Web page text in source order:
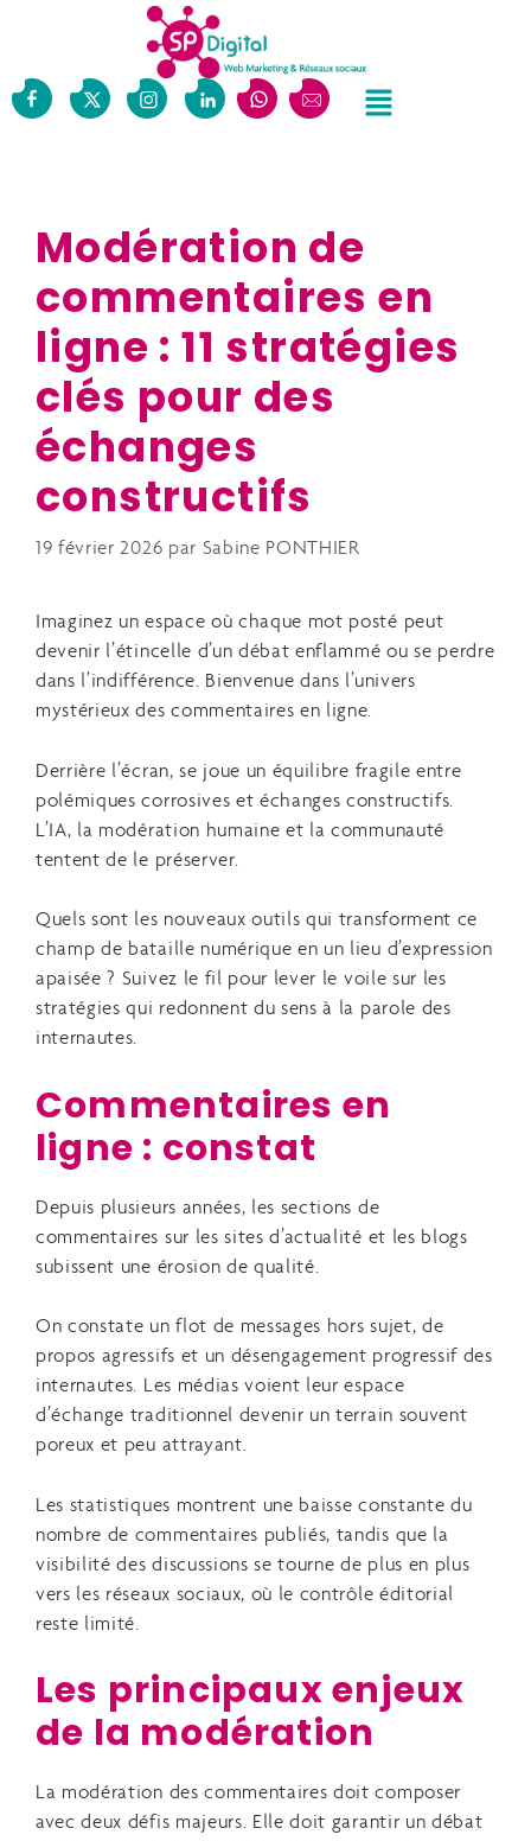
Modération de
commentaires en
ligne : 11 stratégies
clés pour des
échanges
constructifs
19 février 2026 par Sabine PONTHIER
Imaginez un espace où chaque mot posté peut
devenir l’étincelle d’un débat enflammé ou se perdre
dans l’indifférence. Bienvenue dans l’univers
mystérieux des commentaires en ligne.
Derrière l’écran, se joue un équilibre fragile entre
polémiques corrosives et échanges constructifs.
L’IA, la modération humaine et la communauté
tentent de le préserver.
Quels sont les nouveaux outils qui transforment ce
champ de bataille numérique en un lieu d’expression
apaisée ? Suivez le fil pour lever le voile sur les
stratégies qui redonnent du sens à la parole des
internautes.
Commentaires en
ligne : constat
Depuis plusieurs années, les sections de
commentaires sur les sites d’actualité et les blogs
subissent une érosion de qualité.
On constate un flot de messages hors sujet, de
propos agressifs et un désengagement progressif des
internautes. Les médias voient leur espace
d’échange traditionnel devenir un terrain souvent
poreux et peu attrayant.
Les statistiques montrent une baisse constante du
nombre de commentaires publiés, tandis que la
visibilité des discussions se tourne de plus en plus
vers les réseaux sociaux, où le contrôle éditorial
reste limité.
Les principaux enjeux
de la modération
La modération des commentaires doit composer
avec deux défis majeurs. Elle doit garantir un débat